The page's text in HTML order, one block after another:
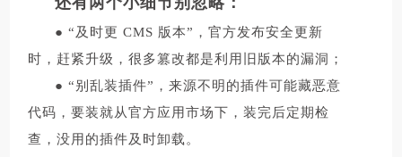
● “及时更 CMS 版本”，官方发布安全更新
时，赶紧升级，很多篡改都是利用旧版本的漏洞；
● “别乱装插件”，来源不明的插件可能藏恶意
代码，要装就从官方应用市场下，装完后定期检
查，没用的插件及时卸载。